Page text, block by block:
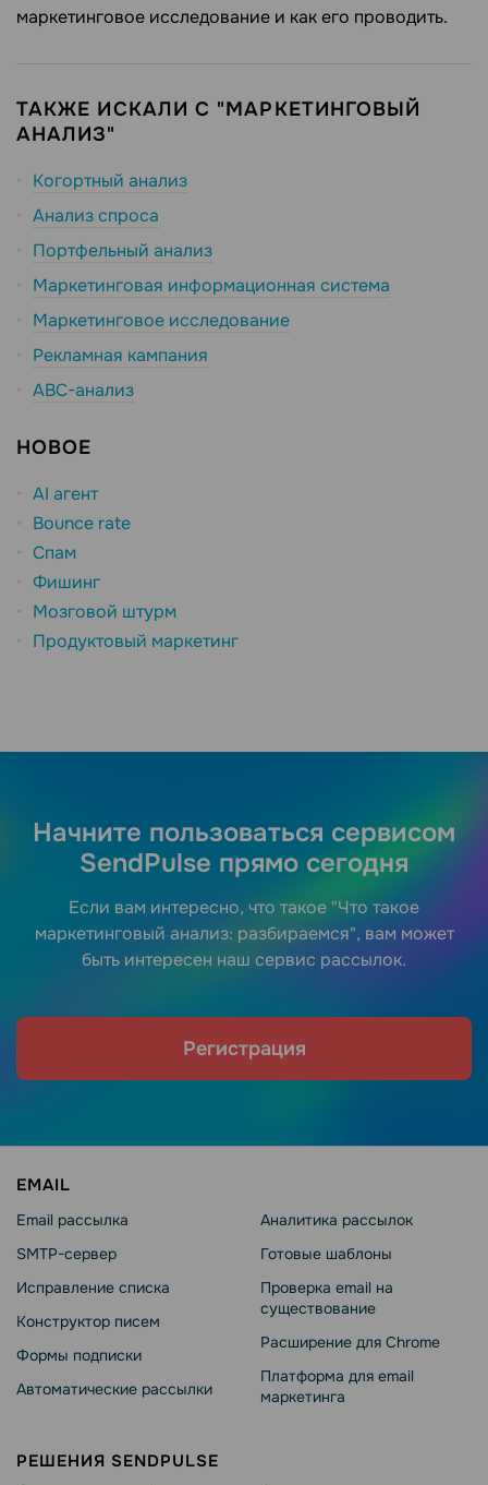
маркетинговое исследование и как его проводить.
ТАКЖЕ ИСКАЛИ С "МАРКЕТИНГОВЫЙ
АНАЛИЗ"
Когортный анализ
Анализ спроса
Портфельный анализ
Маркетинговая информационная система
Маркетинговое исследование
Рекламная кампания
ABC-анализ
НОВОЕ
AI агент
Bounce rate
Спам
Фишинг
Мозговой штурм
Продуктовый маркетинг
Начните пользоваться сервисом
SendPulse прямо сегодня
Если вам интересно, что такое "Что такое
маркетинговый анализ: разбираемся", вам может
быть интересен наш сервис рассылок.
Регистрация
EMAIL
Email рассылка
SMTP-сервер
Исправление списка
Конструктор писем
Формы подписки
Автоматические рассылки
Аналитика рассылок
Готовые шаблоны
Проверка email на
существование
Расширение для Chrome
Платформа для email
маркетинга
РЕШЕНИЯ SENDPULSE